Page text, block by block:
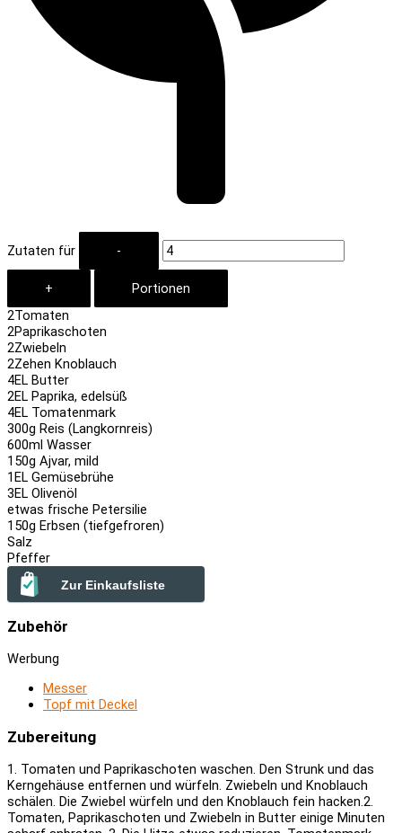
Zutaten für
2Tomaten
2Paprikaschoten
2Zwiebeln
2Zehen Knoblauch
4EL Butter
2EL Paprika, edelsüß
4EL Tomatenmark
300g Reis (Langkornreis)
600ml Wasser
150g Ajvar, mild
1EL Gemüsebrühe
3EL Olivenöl
etwas frische Petersilie
150g Erbsen (tiefgefroren)
Salz
Pfeffer
Zur Einkaufsliste
Zubehör
Werbung
Messer
Topf mit Deckel
Zubereitung
1. Tomaten und Paprikaschoten waschen. Den Strunk und das
Kerngehäuse entfernen und würfeln. Zwiebeln und Knoblauch
schälen. Die Zwiebel würfeln und den Knoblauch fein hacken.2.
Tomaten, Paprikaschoten und Zwiebeln in Butter einige Minuten